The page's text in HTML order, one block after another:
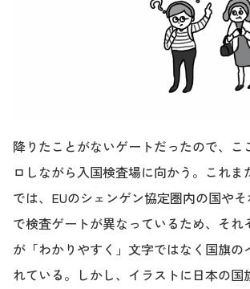
降りたことがないゲートだったので、こ
ロしながら入国検査場に向かう。これま
では、EUのシェンゲン協定圏内の国や
で検査ゲートが異なっているため、それ
が「わかりやすく」文字ではなく国旗の
れている。しかし、イラストに日本の国